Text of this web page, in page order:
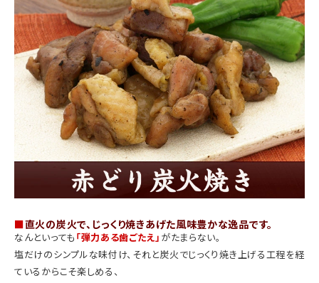
■直火の炭火で、じっくり焼きあげた風味豊かな逸品です。
なんといっても 「弾力ある歯ごたえ」 がたまらない。
塩だけのシンプルな味付け、それと炭火でじっくり焼き上げる工程を経
ているからこそ楽しめる、